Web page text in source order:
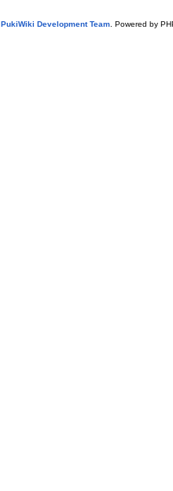
PukiWiki Development Team. Powered by